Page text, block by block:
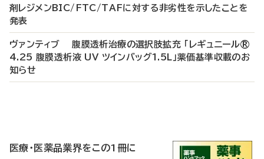
剤レジメンBIC/FTC/TAFに対する非劣性を示したことを
発表
ヴァンティブ 腹膜透析治療の選択肢拡充 「レギュニール®
4.25 腹膜透析液 UV ツインバッグ1.5L」薬価基準収載のお
知らせ
医療・医薬品業界をこの1冊に